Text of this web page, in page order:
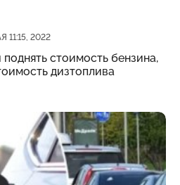
11:15, 2022
стоимость бензина,
дизтоплива